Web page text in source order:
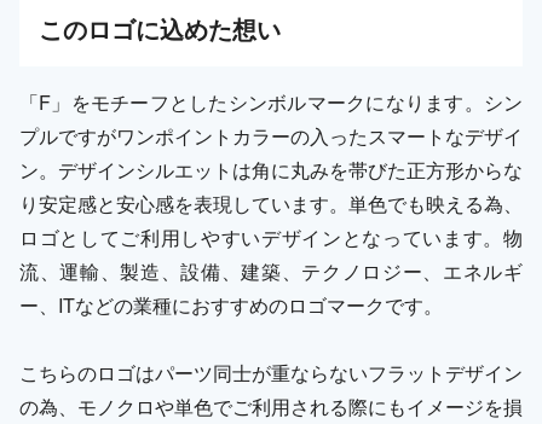
このロゴに込めた想い
「F」をモチーフとしたシンボルマークになります。シン
プルですがワンポイントカラーの入ったスマートなデザイ
ン。デザインシルエットは角に丸みを帯びた正方形からな
り安定感と安心感を表現しています。単色でも映える為、
ロゴとしてご利用しやすいデザインとなっています。物
流、運輸、製造、設備、建築、テクノロジー、エネルギ
ー、ITなどの業種におすすめのロゴマークです。
こちらのロゴはパーツ同士が重ならないフラットデザイン
の為、モノクロや単色でご利用される際にもイメージを損